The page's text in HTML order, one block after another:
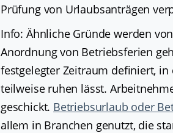
Prüfung von Urlaubsanträgen
Info: Ähnliche Gründe werden
Anordnung von Betriebsferien
festgelegter Zeitraum definiert,
teilweise ruhen lässt.
geschickt. Betriebsurlaub oder
allem in Branchen genutzt, die